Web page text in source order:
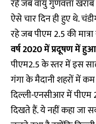
रहे जब वायु गुणवत्ता
ऐसे चार दिन ही हुए थे.
रहे जब पीएम 2.5 की
वर्ष 2020 में प्रदूषण में
पीएम2.5 के स्तर में इस
गंगा के मैदानी शहरों में
दिल्ली-एनसीआर में
दिखते हैं. ये नहीं कहा जा